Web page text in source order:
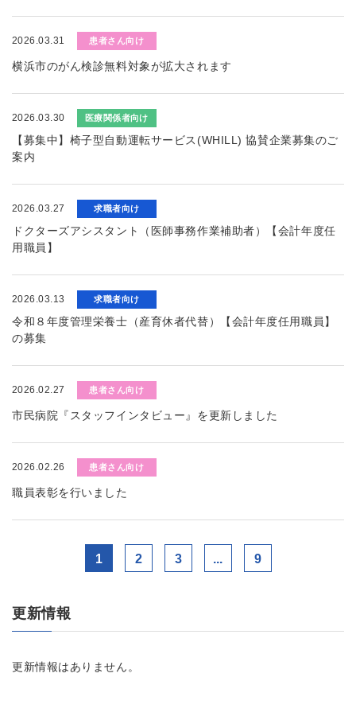
2026.03.31 患者さん向け
横浜市のがん検診無料対象が拡大されます
2026.03.30 医療関係者向け
【募集中】椅子型自動運転サービス(WHILL) 協賛企業募集のご
案内
2026.03.27 求職者向け
ドクターズアシスタント（医師事務作業補助者）【会計年度任
用職員】
2026.03.13 求職者向け
令和８年度管理栄養士（産育休者代替）【会計年度任用職員】
の募集
2026.02.27 患者さん向け
市民病院『スタッフインタビュー』を更新しました
2026.02.26 患者さん向け
職員表彰を行いました
1 2 3 ... 9
更新情報
更新情報はありません。